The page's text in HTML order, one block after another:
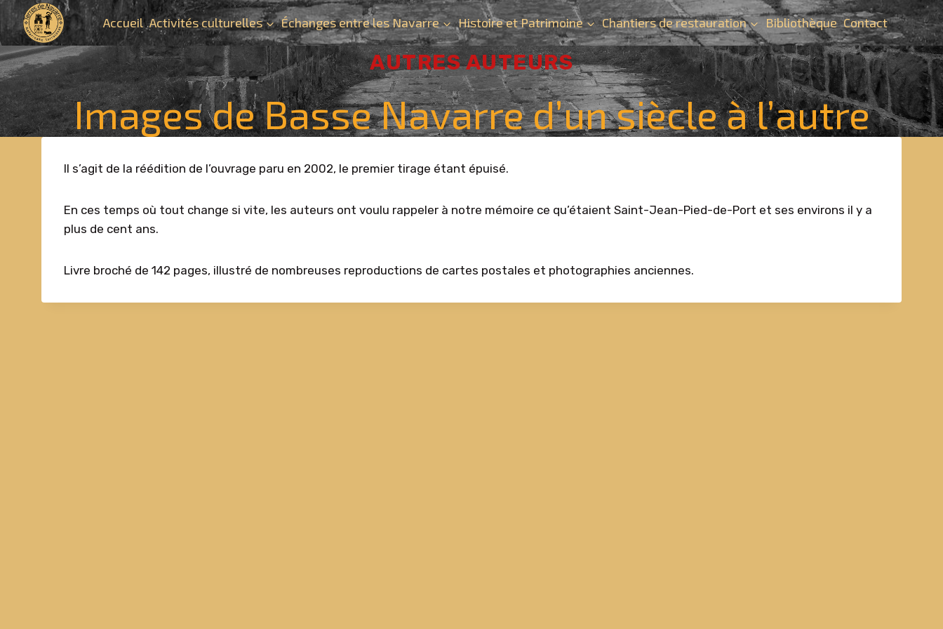
Aller
au
contenu
Accueil Activités culturelles Échanges entre les Navarre Histoire et Patrimoine Chantiers de restauration Bibliothèque Contact
AUTRES AUTEURS
Images de Basse Navarre d’un siècle à l’autre
Il s’agit de la réédition de l’ouvrage paru en 2002, le premier tirage étant épuisé.
En ces temps où tout change si vite, les auteurs ont voulu rappeler à notre mémoire ce qu’étaient Saint-Jean-Pied-de-Port et ses environs il y a
plus de cent ans.
Livre broché de 142 pages, illustré de nombreuses reproductions de cartes postales et photographies anciennes.